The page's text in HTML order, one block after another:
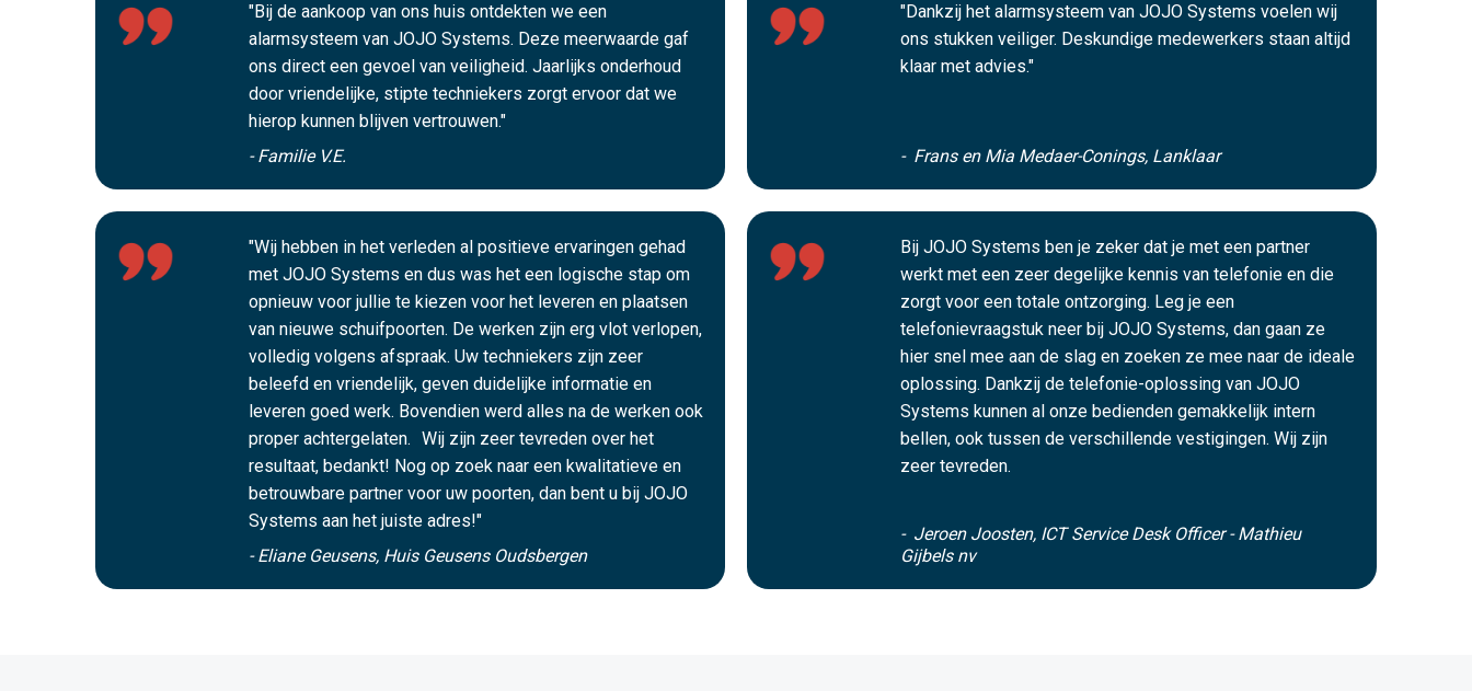
"Bij de aankoop van ons huis ontdekten we een
alarmsysteem van JOJO Systems. Deze meerwaarde gaf
ons direct een gevoel van veiligheid. Jaarlijks onderhoud
door vriendelijke, stipte techniekers zorgt ervoor dat we
hierop kunnen blijven vertrouwen."
- Familie V.E.
"Dankzij het alarmsysteem van JOJO Systems voelen wij
ons stukken veiliger. Deskundige medewerkers staan altijd
klaar met advies."
- Frans en Mia Medaer-Conings, Lanklaar
"Wij hebben in het verleden al positieve ervaringen gehad
met JOJO Systems en dus was het een logische stap om
opnieuw voor jullie te kiezen voor het leveren en plaatsen
van nieuwe schuifpoorten. De werken zijn erg vlot verlopen,
volledig volgens afspraak. Uw techniekers zijn zeer
beleefd en vriendelijk, geven duidelijke informatie en
leveren goed werk. Bovendien werd alles na de werken ook
proper achtergelaten. Wij zijn zeer tevreden over het
resultaat, bedankt! Nog op zoek naar een kwalitatieve en
betrouwbare partner voor uw poorten, dan bent u bij JOJO
Systems aan het juiste adres!"
- Eliane Geusens, Huis Geusens Oudsbergen
Bij JOJO Systems ben je zeker dat je met een partner
werkt met een zeer degelijke kennis van telefonie en die
zorgt voor een totale ontzorging. Leg je een
telefonievraagstuk neer bij JOJO Systems, dan gaan ze
hier snel mee aan de slag en zoeken ze mee naar de ideale
oplossing. Dankzij de telefonie-oplossing van JOJO
Systems kunnen al onze bedienden gemakkelijk intern
bellen, ook tussen de verschillende vestigingen. Wij zijn
zeer tevreden.
- Jeroen Joosten, ICT Service Desk Officer - Mathieu
Gijbels nv